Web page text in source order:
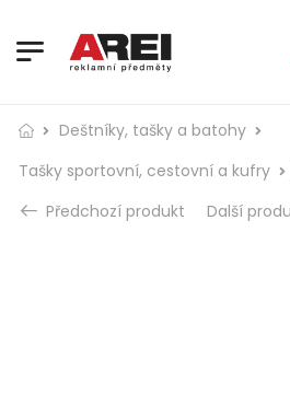
Deštníky, tašky a batohy
Tašky sportovní, cestovní a kufry
Předchozí produkt
Další